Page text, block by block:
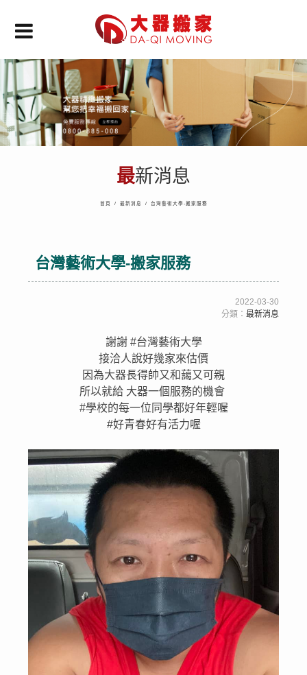
最新消息
首頁 / 最新消息 / 台灣藝術大學-搬家服務
台灣藝術大學-搬家服務
2022-03-30
分類： 最新消息
謝謝 #台灣藝術大學
接洽人說好幾家來估價
因為大器長得帥又和藹又可親
所以就給 大器一個服務的機會
#學校的每一位同學都好年輕喔
#好青春好有活力喔